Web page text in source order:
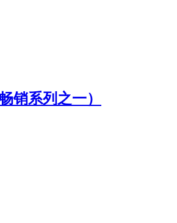
销系列之一）